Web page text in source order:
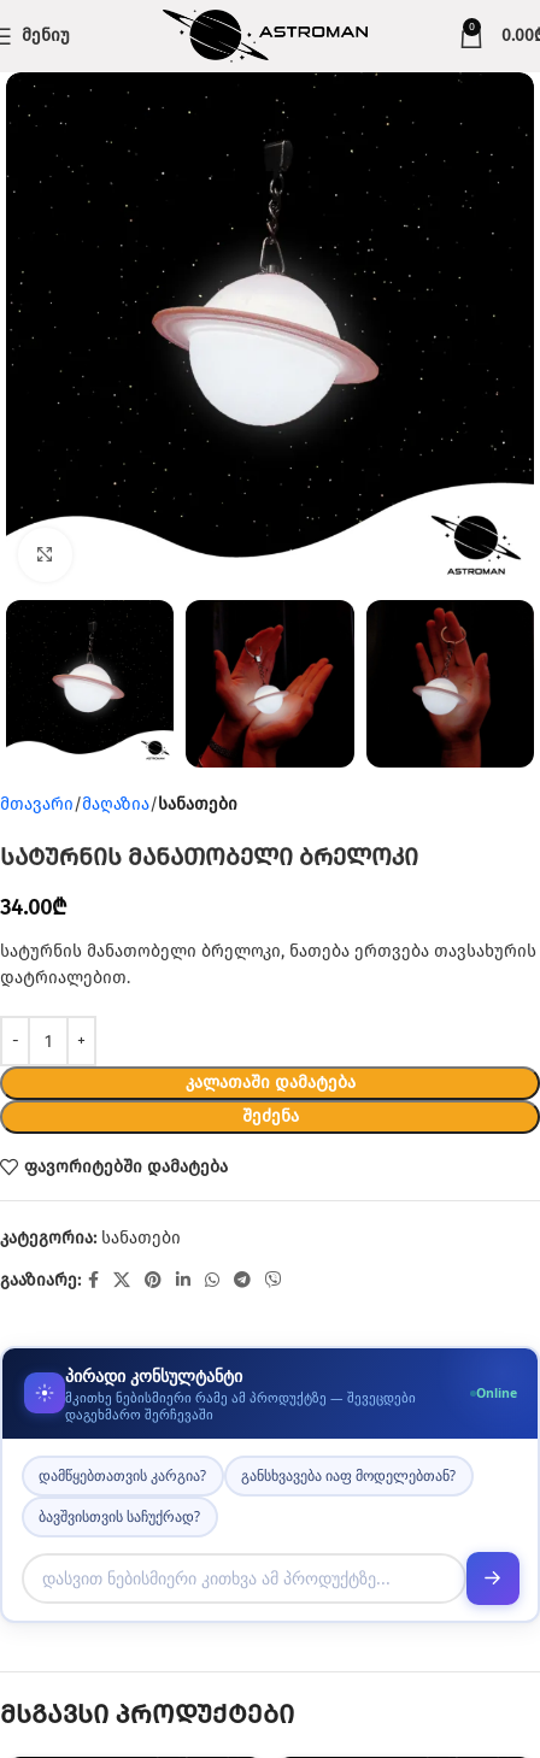
ᲛᲔᲜᲘᲣ 0 0.00
მთავარი მაღაზია სანათები
სატურნის მანათობელი ბრელოკი
34.00₾
სატურნის მანათობელი ბრელოკი, ნათება ერთვება თავსახურის
დატრიალებით.
ᲙᲐᲚᲐᲗᲐᲨᲘ ᲓᲐᲛᲐᲢᲔᲑᲐ
ᲨᲔᲫᲔᲜᲐ
ფავორიტებში დამატება
კატეგორია: სანათები
გააზიარე:
პირადი კონსულტანტი
მკითხე ნებისმიერი რამე ამ პროდუქტზე — შევეცდები
დაგეხმარო შერჩევაში
Online
დამწყებთათვის კარგია? განსხვავება იაფ მოდელებთან?
ბავშვისთვის საჩუქრად?
მსგავსი პროდუქტები